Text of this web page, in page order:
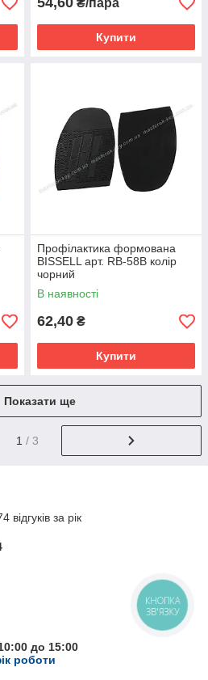
₴/пара
Купити
Профілактика формована
BISSELL арт. RB-58B колір
чорний
В наявності
62,40 ₴
Купити
Показати ще
1 / 3
за рік
до 15:00
роботи
КНОПКА
ЗВ'ЯЗКУ